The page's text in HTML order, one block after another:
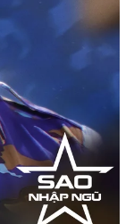
cáo